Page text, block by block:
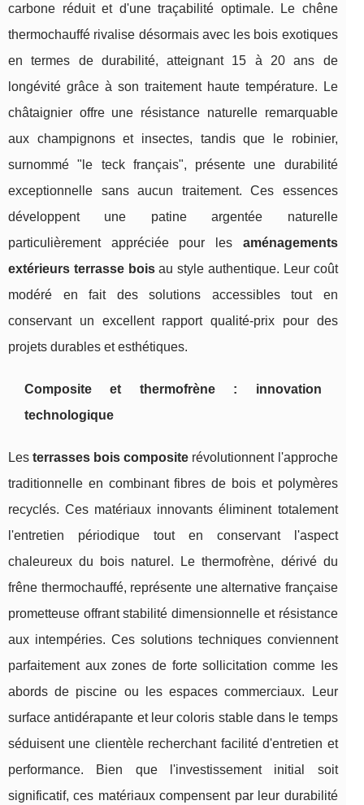
carbone réduit et d'une traçabilité optimale. Le chêne
thermochauffé rivalise désormais avec les bois exotiques
en termes de durabilité, atteignant 15 à 20 ans de
longévité grâce à son traitement haute température. Le
châtaignier offre une résistance naturelle remarquable
aux champignons et insectes, tandis que le robinier,
surnommé "le teck français", présente une durabilité
exceptionnelle sans aucun traitement. Ces essences
développent une patine argentée naturelle
particulièrement appréciée pour les aménagements
extérieurs terrasse boisau style authentique. Leur coût
modéré en fait des solutions accessibles tout en
conservant un excellent rapport qualité-prix pour des
projets durables et esthétiques.
Composite et thermofrène : innovation
technologique
Lesterrasses bois composite révolutionnent l'approche
traditionnelle en combinant fibres de bois et polymères
recyclés. Ces matériaux innovants éliminent totalement
l'entretien périodique tout en conservant l'aspect
chaleureux du bois naturel. Le thermofrène, dérivé du
frêne thermochauffé, représente une alternative française
prometteuse offrant stabilité dimensionnelle et résistance
aux intempéries. Ces solutions techniques conviennent
parfaitement aux zones de forte sollicitation comme les
abords de piscine ou les espaces commerciaux. Leur
surface antidérapante et leur coloris stable dans le temps
séduisent une clientèle recherchant facilité d'entretien et
performance. Bien que l'investissement initial soit
significatif, ces matériaux compensent par leur durabilité